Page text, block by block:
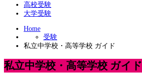
高校受験
大学受験
Home
受験
私立中学校・高等学校 ガイド
私立中学校・高等学校 ガイド